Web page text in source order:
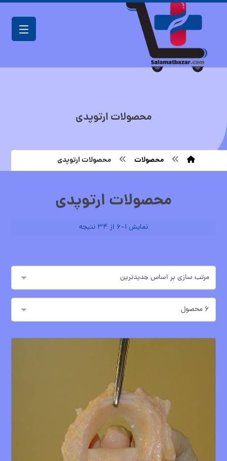
محصولات ارتوپدی
محصولات محصولات ارتوپدی
محصولات ارتوپدی
نمایش 1–6 از 34 نتیجه